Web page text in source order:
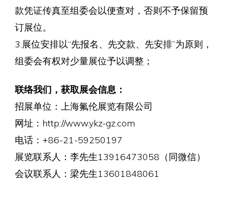
款凭证传真至组委会以便查对，否则不予保留预
订展位。
3.展位安排以“先报名、先交款、先安排”为原则，
组委会有权对少量展位予以调整；
联络我们，获取展会信息：
招展单位：上海氟伦展览有限公司
网址：http://www.ykz-gz.com
电话：+86-21-59250197
展览联系人：李先生13916473058（同微信）
会议联系人：梁先生13601848061